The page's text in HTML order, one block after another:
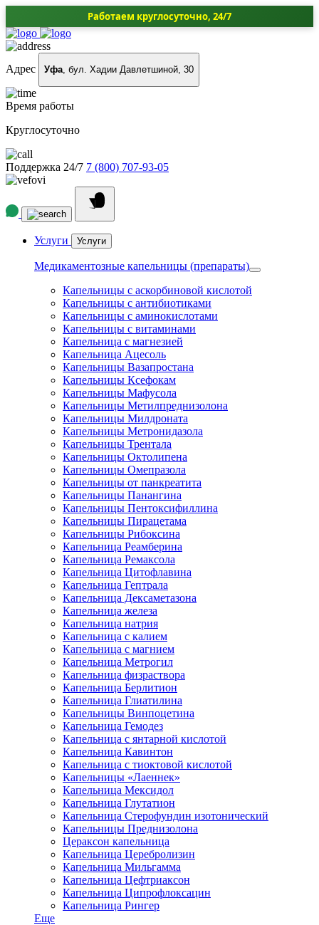
Работаем круглосуточно, 24/7
Адрес Уфа, бул. Хадии Давлетшиной, 30
Время работы
Круглосуточно
Поддержка 24/7 7 (800) 707-93-05
Услуги Услуги
Медикаментозные капельницы (препараты)
Капельницы с аскорбиновой кислотой
Капельницы с антибиотиками
Капельницы с аминокислотами
Капельницы с витаминами
Капельница с магнезией
Капельница Ацесоль
Капельницы Вазапростана
Капельницы Ксефокам
Капельницы Мафусола
Капельницы Метилпреднизолона
Капельницы Милдроната
Капельницы Метронидазола
Капельницы Трентала
Капельницы Октолипена
Капельницы Омепразола
Капельницы от панкреатита
Капельницы Панангина
Капельницы Пентоксифиллина
Капельницы Пирацетама
Капельницы Рибоксина
Капельница Реамберина
Капельница Ремаксола
Капельница Цитофлавина
Капельница Гептрала
Капельница Дексаметазона
Капельница железа
Капельница натрия
Капельница с калием
Капельница с магнием
Капельница Метрогил
Капельница физраствора
Капельница Берлитион
Капельница Глиатилина
Капельницы Винпоцетина
Капельница Гемодез
Капельница с янтарной кислотой
Капельница Кавинтон
Капельница с тиоктовой кислотой
Капельницы «Лаеннек»
Капельница Мексидол
Капельница Глутатион
Капельница Стерофундин изотонический
Капельницы Преднизолона
Цераксон капельница
Капельница Церебролизин
Капельница Мильгамма
Капельница Цефтриаксон
Капельница Ципрофлоксацин
Капельница Рингер
Еще